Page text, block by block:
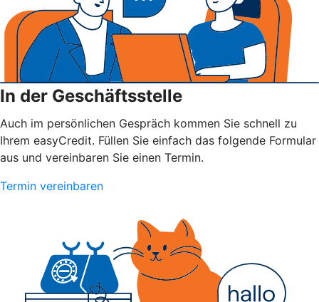
In der Geschäftsstelle
Auch im persönlichen Gespräch kommen Sie schnell zu
Ihrem easyCredit. Füllen Sie einfach das folgende Formular
aus und vereinbaren Sie einen Termin.
Termin vereinbaren